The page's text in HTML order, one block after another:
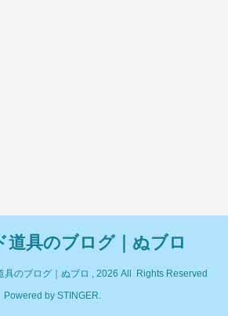
道具のブログ｜ぬブロ
のブログ｜ぬブロ , 2026 All Rights Reserved
Powered by STINGER.